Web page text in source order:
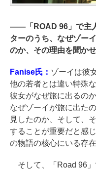
――「ROAD 96」で主
ターのうち、なぜゾー
のか、その理由を聞か
Fanise氏： ゾーイは彼
他の若者とは違い特殊
彼女がなぜ旅に出るの
なぜゾーイが旅に出た
見したのか、そして、
することが重要だと感
の物語の核心にいる存在
そして、「Road 96」